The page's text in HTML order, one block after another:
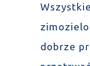
dobrze